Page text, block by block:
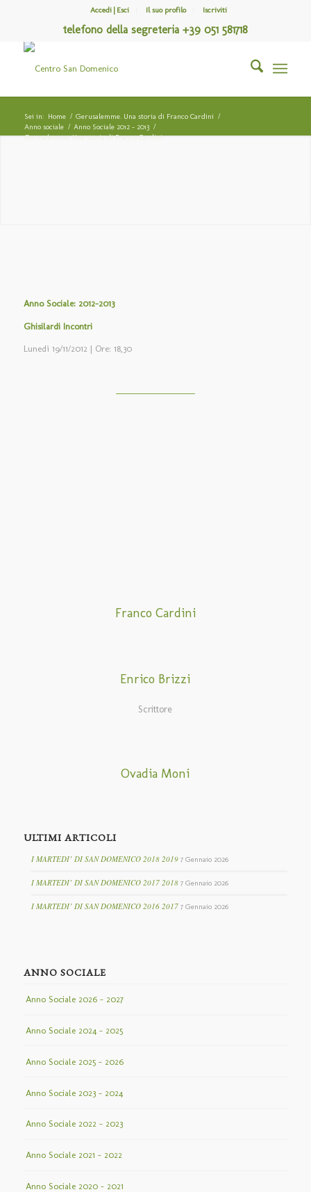
Accedi | Esci Il suo profilo Iscriviti
telefono della segreteria +39 051 581718
Sei in: Home / Gerusalemme. Una storia di Franco Cardini /
Anno sociale / Anno Sociale 2012 – 2013 /
Gerusalemme. Una storia di Franco Cardini
Anno Sociale: 2012-2013
Ghisilardi Incontri
Lunedì 19/11/2012 | Ore: 18,30
Franco Cardini
Enrico Brizzi
Scrittore
Ovadia Moni
ULTIMI ARTICOLI
I MARTEDI’ DI SAN DOMENICO 2018 2019 7 Gennaio 2026
I MARTEDI’ DI SAN DOMENICO 2017 2018 7 Gennaio 2026
I MARTEDI’ DI SAN DOMENICO 2016 2017 7 Gennaio 2026
ANNO SOCIALE
Anno Sociale 2026 – 2027
Anno Sociale 2024 – 2025
Anno Sociale 2025 – 2026
Anno Sociale 2023 – 2024
Anno Sociale 2022 – 2023
Anno Sociale 2021 – 2022
Anno Sociale 2020 – 2021